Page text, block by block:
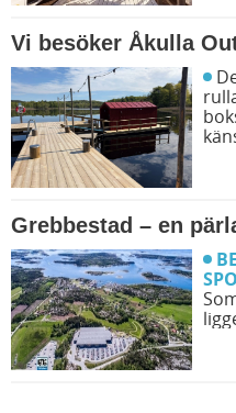
är
Vi besöker Åkulla
Grebbestad – en